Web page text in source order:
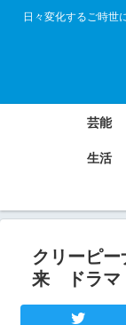
日々変化するご時世
芸能
生活
クリーピ
来 ドラ